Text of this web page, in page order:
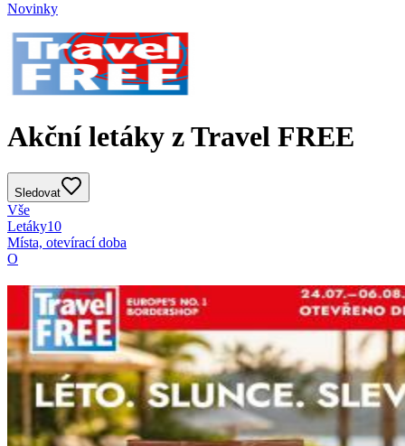
Novinky
Akční letáky z Travel FREE
Sledovat
Vše
Letáky10
Místa, otevírací doba
O